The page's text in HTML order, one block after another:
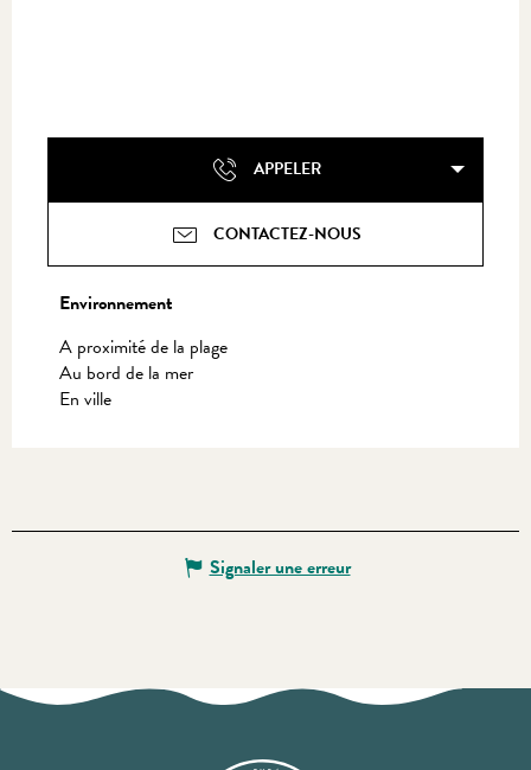
APPELER
CONTACTEZ-NOUS
Environnement
Environnement
A proximité de la plage
Au bord de la mer
En ville
Signaler une erreur